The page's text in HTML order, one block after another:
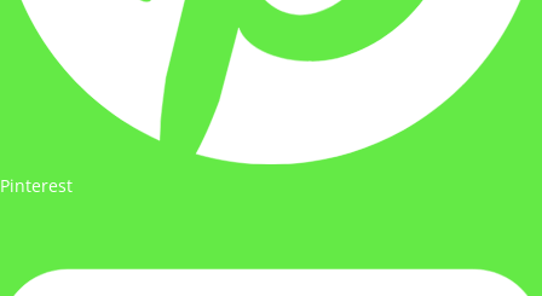
Pinterest